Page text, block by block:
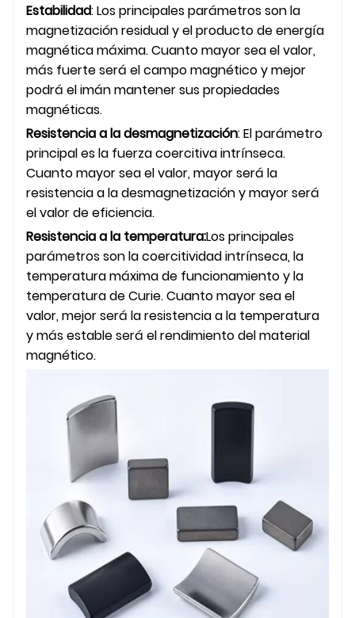
Estabilidad: Los principales parámetros son la
magnetización residual y el producto de energía
magnética máxima. Cuanto mayor sea el valor,
más fuerte será el campo magnético y mejor
podrá el imán mantener sus propiedades
magnéticas.
Resistencia a la desmagnetización: El parámetro
principal es la fuerza coercitiva intrínseca.
Cuanto mayor sea el valor, mayor será la
resistencia a la desmagnetización y mayor será
el valor de eficiencia.
Resistencia a la temperatura:Los principales
parámetros son la coercitividad intrínseca, la
temperatura máxima de funcionamiento y la
temperatura de Curie. Cuanto mayor sea el
valor, mejor será la resistencia a la temperatura
y más estable será el rendimiento del material
magnético.